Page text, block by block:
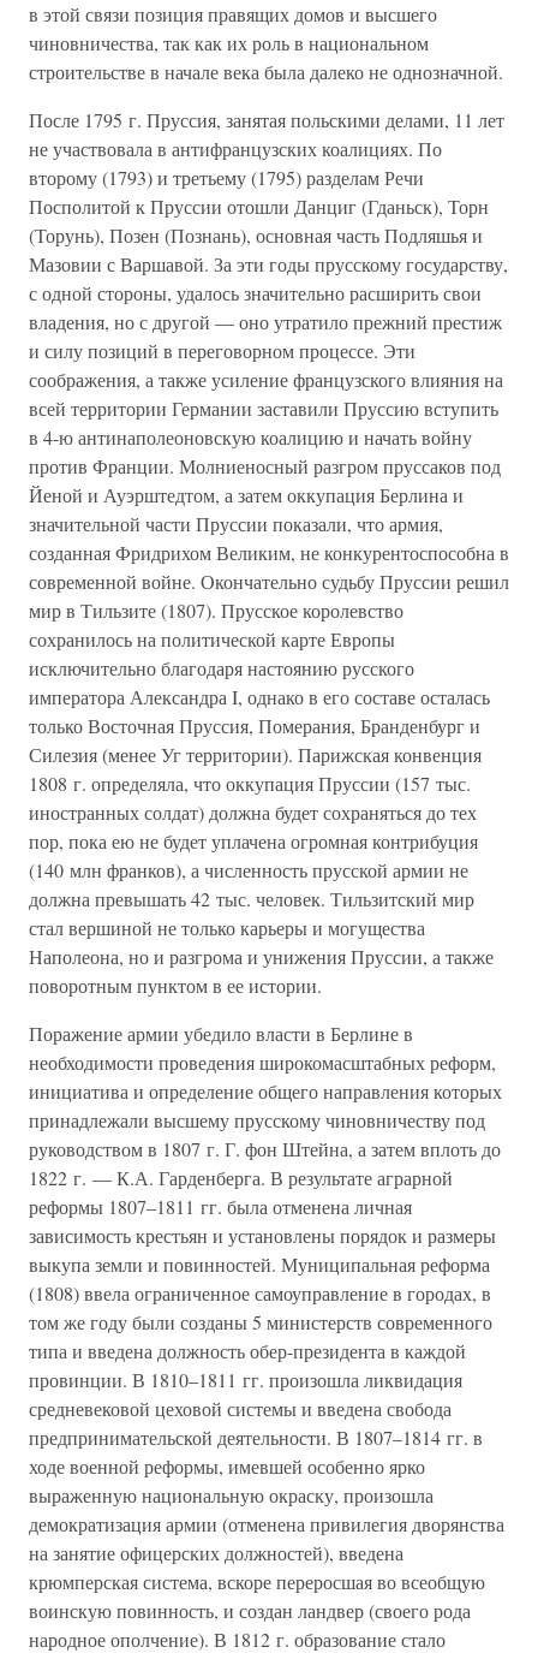
в этой связи позиция правящих домов и высшего
чиновничества, так как их роль в национальном
строительстве в начале века была далеко не однозначной.
После 1795 г. Пруссия, занятая польскими делами, 11 лет
не участвовала в антифранцузских коалициях. По
второму (1793) и третьему (1795) разделам Речи
Посполитой к Пруссии отошли Данциг (Гданьск), Торн
(Торунь), Позен (Познань), основная часть Подляшья и
Мазовии с Варшавой. За эти годы прусскому государству,
с одной стороны, удалось значительно расширить свои
владения, но с другой — оно утратило прежний престиж
и силу позиций в переговорном процессе. Эти
соображения, а также усиление французского влияния на
всей территории Германии заставили Пруссию вступить
в 4-ю антинаполеоновскую коалицию и начать войну
против Франции. Молниеносный разгром пруссаков под
Йеной и Ауэрштедтом, а затем оккупация Берлина и
значительной части Пруссии показали, что армия,
созданная Фридрихом Великим, не конкурентоспособна в
современной войне. Окончательно судьбу Пруссии решил
мир в Тильзите (1807). Прусское королевство
сохранилось на политической карте Европы
исключительно благодаря настоянию русского
императора Александра I, однако в его составе осталась
только Восточная Пруссия, Померания, Бранденбург и
Силезия (менее Уг территории). Парижская конвенция
1808 г. определяла, что оккупация Пруссии (157 тыс.
иностранных солдат) должна будет сохраняться до тех
пор, пока ею не будет уплачена огромная контрибуция
(140 млн франков), а численность прусской армии не
должна превышать 42 тыс. человек. Тильзитский мир
стал вершиной не только карьеры и могущества
Наполеона, но и разгрома и унижения Пруссии, а также
поворотным пунктом в ее истории.
Поражение армии убедило власти в Берлине в
необходимости проведения широкомасштабных реформ,
инициатива и определение общего направления которых
принадлежали высшему прусскому чиновничеству под
руководством в 1807 г. Г. фон Штейна, а затем вплоть до
1822 г. — К.А. Гарденберга. В результате аграрной
реформы 1807–1811 гг. была отменена личная
зависимость крестьян и установлены порядок и размеры
выкупа земли и повинностей. Муниципальная реформа
(1808) ввела ограниченное самоуправление в городах, в
том же году были созданы 5 министерств современного
типа и введена должность обер-президента в каждой
провинции. В 1810–1811 гг. произошла ликвидация
средневековой цеховой системы и введена свобода
предпринимательской деятельности. В 1807–1814 гг. в
ходе военной реформы, имевшей особенно ярко
выраженную национальную окраску, произошла
демократизация армии (отменена привилегия дворянства
на занятие офицерских должностей), введена
крюмперская система, вскоре переросшая во всеобщую
воинскую повинность, и создан ландвер (своего рода
народное ополчение). В 1812 г. образование стало